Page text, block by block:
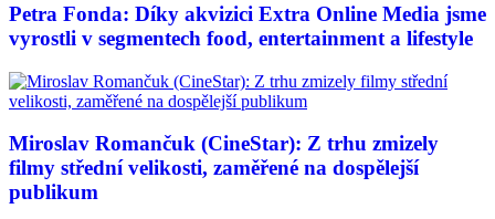
Petra Fonda: Díky akvizici Extra Online Media jsme
vyrostli v segmentech food, entertainment a lifestyle
Miroslav Romančuk (CineStar): Z trhu zmizely
filmy střední velikosti, zaměřené na dospělejší
publikum